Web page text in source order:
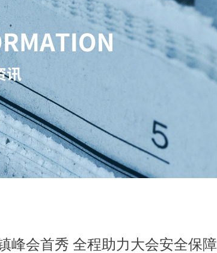
峰会首秀 全程助力大会安全保障